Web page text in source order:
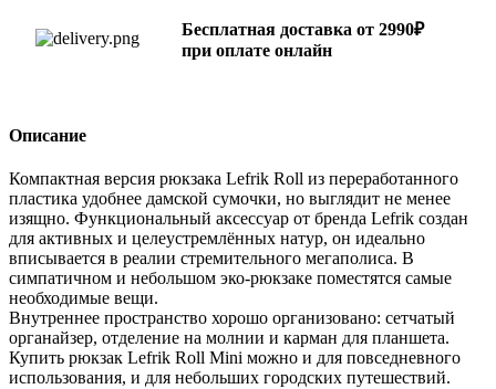
Бесплатная доставка от 2990₽
при оплате онлайн
Описание
Компактная версия рюкзака Lefrik Roll из переработанного
пластика удобнее дамской сумочки, но выглядит не менее
изящно. Функциональный аксессуар от бренда Lefrik создан
для активных и целеустремлённых натур, он идеально
вписывается в реалии стремительного мегаполиса. В
симпатичном и небольшом эко-рюкзаке поместятся самые
необходимые вещи.
Внутреннее пространство хорошо организовано: сетчатый
органайзер, отделение на молнии и карман для планшета.
Купить рюкзак Lefrik Roll Mini можно и для повседневного
использования, и для небольших городских путешествий.